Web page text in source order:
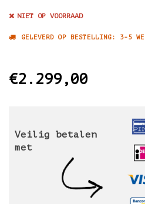
NIET OP VOORRAAD
GELEVERD OP BESTELLING: 3-5
€2.299,00
Veilig betalen
met